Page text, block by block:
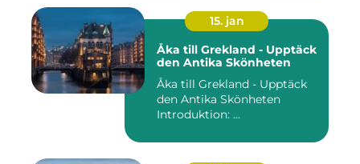
15. jan
Åka till Grekland - Upptäck
den Antika Skönheten
Åka till Grekland - Upptäck
den Antika Skönheten
Introduktion: ...